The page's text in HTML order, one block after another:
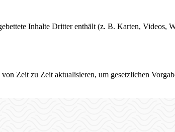
Inhalte Dritter enthält (z. B. Karten, Videos,
Zeit zu Zeit aktualisieren, um gesetzlichen